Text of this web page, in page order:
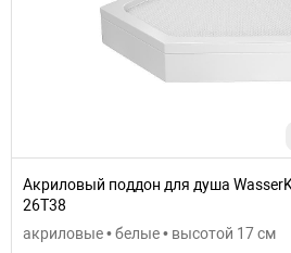
Акриловый поддон для душа
26T38
акриловые • белые • высотой 17 см